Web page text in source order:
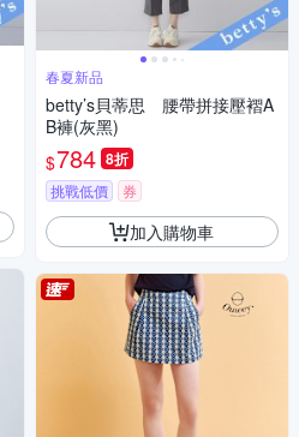
春夏新品
betty’s貝蒂思 腰帶拼接壓褶A
B褲(灰黑)
$784 8折
挑戰低價 券
加入購物車